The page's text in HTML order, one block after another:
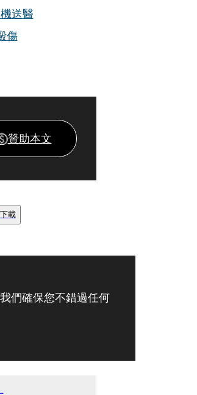
送醫
傷
贊助本文
下載
們確保您不錯過任何